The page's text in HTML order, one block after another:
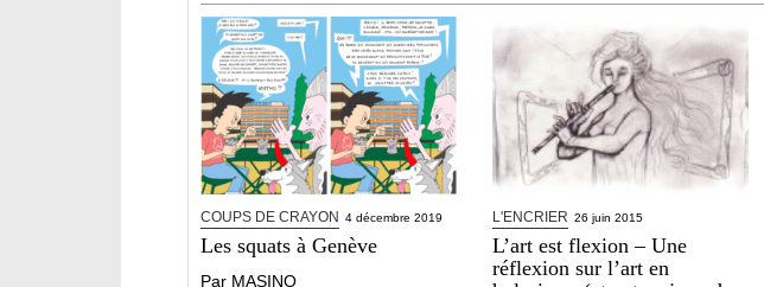
COUPS DE CRAYON 4 décembre 2019
Les squats à Genève
Par MASINO
L'ENCRIER 26 juin 2015
L’art est flexion – Une
réflexion sur l’art en